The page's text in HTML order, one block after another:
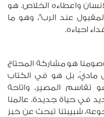
البحث عن الانسان واعطاءه الخلاص. هو
عند الرب"، وهو ما
احباءه.
هو مشاركة المحتاج
ماديّ، بل هو في الكتاب
تقاسم المصير، واتاحة
في حياة جديدة. عالمنا
شبيبتنا تبحث عن خبز